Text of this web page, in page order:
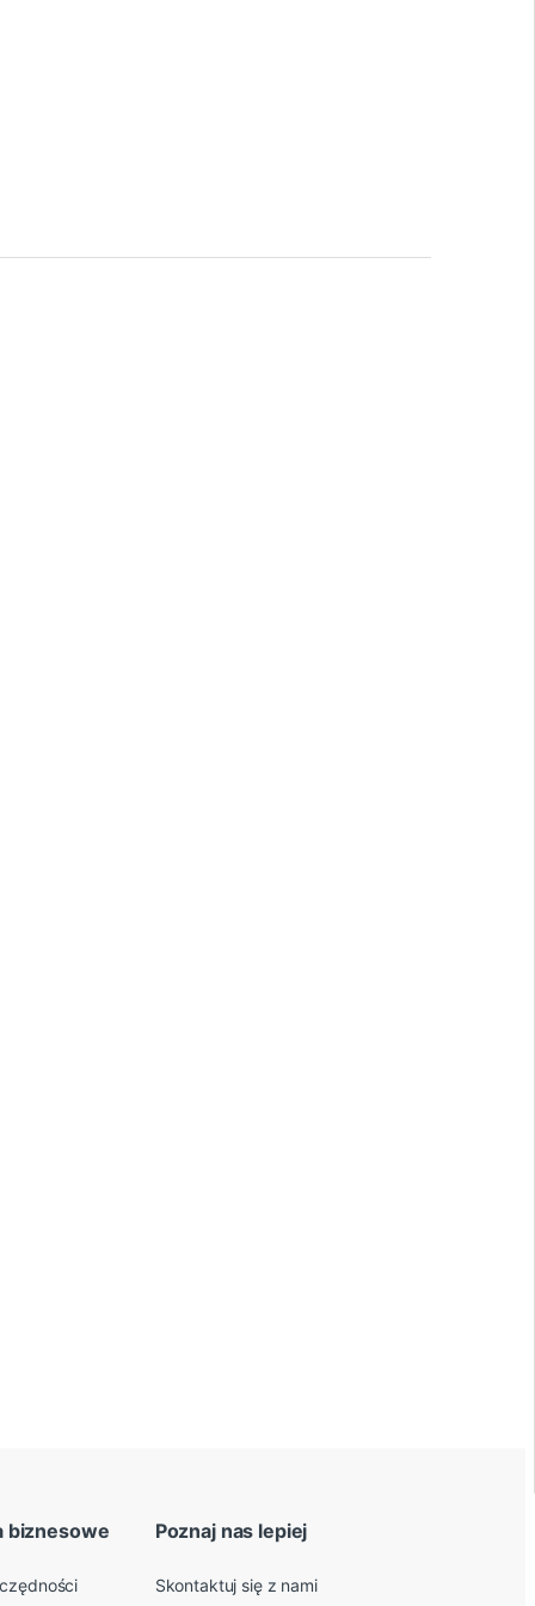
biznesowe Poznaj nas lepiej
Skontaktuj się z nami